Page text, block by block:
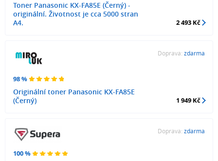
Toner Panasonic KX-FA85E (Černý) -
originální. Životnost je cca 5000 stran
A4.
2 493 Kč
98 %
Originální toner Panasonic KX-FA85E
(Černý)
Doprava: zdarma
1 949 Kč
100 %
Doprava: zdarma